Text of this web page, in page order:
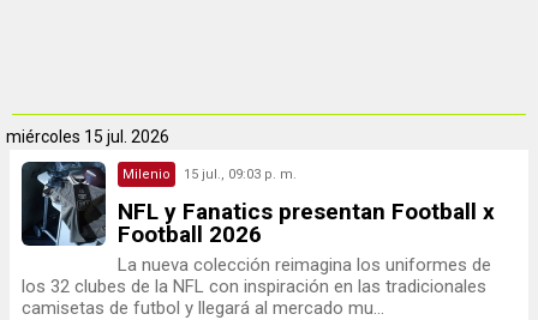
miércoles 15 jul. 2026
Milenio 15 jul., 09:03 p. m.
NFL y Fanatics presentan Football x
Football 2026
La nueva colección reimagina los uniformes de
los 32 clubes de la NFL con inspiración en las tradicionales
camisetas de futbol y llegará al mercado mu...